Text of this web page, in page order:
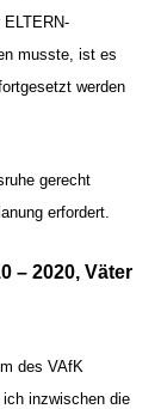
musste, ist es
werden
gerecht
erfordert.
– 2020, Väter
des VAfK
inzwischen die